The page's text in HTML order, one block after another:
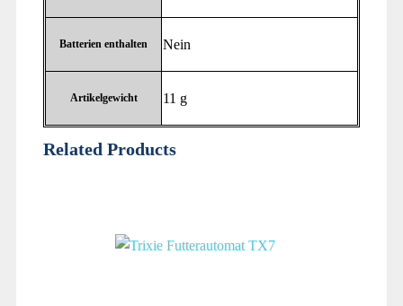
Batterien enthalten ‎Nein
Artikelgewicht ‎11 g
Related Products